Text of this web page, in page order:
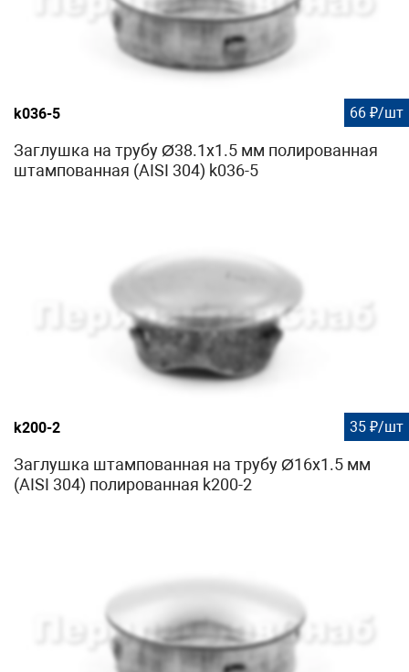
k036-5 66 ₽/шт
Заглушка на трубу Ø38.1х1.5 мм полированная
штампованная (AISI 304) k036-5
k200-2 35 ₽/шт
Заглушка штампованная на трубу Ø16x1.5 мм
(AISI 304) полированная k200-2